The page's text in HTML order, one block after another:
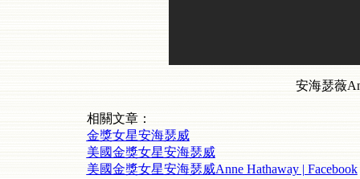
安海瑟薇
相關文章：
金獎女星安海瑟威
美國金獎女星安海瑟威
美國金獎女星安海瑟威Anne Hathaway | Facebook